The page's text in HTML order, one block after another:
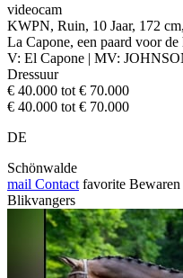
videocam
KWPN, Ruin, 10 Jaar, 172
La Capone, een paard voor de
V: El Capone | MV:
Dressuur
€ 40.000 tot € 70.000
€ 40.000 tot € 70.000
DE
Schönwalde
mail Contact favorite Bewaren
Blikvangers